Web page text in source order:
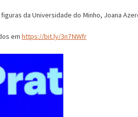
da Universidade do Minho, Joana
em https://bit.ly/3n7NWfr